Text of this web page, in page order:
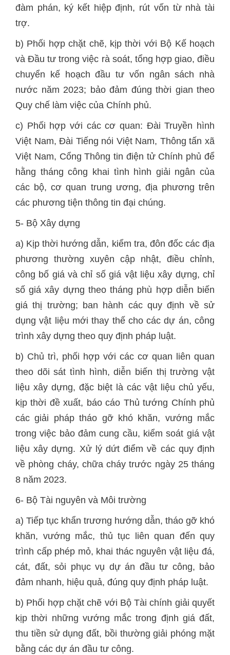
đàm phán, ký kết hiệp định, rút vốn từ nhà tài
trợ.
b) Phối hợp chặt chẽ, kịp thời với Bộ Kế hoạch
và Đầu tư trong việc rà soát, tổng hợp giao, điều
chuyển kế hoạch đầu tư vốn ngân sách nhà
nước năm 2023; bảo đảm đúng thời gian theo
Quy chế làm việc của Chính phủ.
c) Phối hợp với các cơ quan: Đài Truyền hình
Việt Nam, Đài Tiếng nói Việt Nam, Thông tấn xã
Việt Nam, Cổng Thông tin điện tử Chính phủ để
hằng tháng công khai tình hình giải ngân của
các bộ, cơ quan trung ương, địa phương trên
các phương tiện thông tin đại chúng.
5- Bộ Xây dựng
a) Kịp thời hướng dẫn, kiểm tra, đôn đốc các địa
phương thường xuyên cập nhật, điều chỉnh,
công bố giá và chỉ số giá vật liệu xây dựng, chỉ
số giá xây dựng theo tháng phù hợp diễn biến
giá thị trường; ban hành các quy định về sử
dụng vật liệu mới thay thế cho các dự án, công
trình xây dựng theo quy định pháp luật.
b) Chủ trì, phối hợp với các cơ quan liên quan
theo dõi sát tình hình, diễn biến thị trường vật
liệu xây dựng, đặc biệt là các vật liệu chủ yếu,
kịp thời đề xuất, báo cáo Thủ tướng Chính phủ
các giải pháp tháo gỡ khó khăn, vướng mắc
trong việc bảo đảm cung cầu, kiểm soát giá vật
liệu xây dựng. Xử lý dứt điểm về các quy định
về phòng cháy, chữa cháy trước ngày 25 tháng
8 năm 2023.
6- Bộ Tài nguyên và Môi trường
a) Tiếp tục khẩn trương hướng dẫn, tháo gỡ khó
khăn, vướng mắc, thủ tục liên quan đến quy
trình cấp phép mỏ, khai thác nguyên vật liệu đá,
cát, đất, sỏi phục vụ dự án đầu tư công, bảo
đảm nhanh, hiệu quả, đúng quy định pháp luật.
b) Phối hợp chặt chẽ với Bộ Tài chính giải quyết
kịp thời những vướng mắc trong định giá đất,
thu tiền sử dụng đất, bồi thường giải phóng mặt
bằng các dự án đầu tư công.